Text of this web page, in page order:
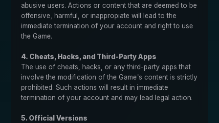
abusive users. Actions or content that are deemed to be
offensive, harmful, or inappropiate will lead to the
immediate termination of your account and right to use
the Game.
4. Cheats, Hacks, and Third-Party Apps
The use of cheats, hacks, or any third-party apps that
involve the modification of the Game's content is strictly
prohibited. Such actions will result in immediate
termination of your account and may lead legal action.
5. Official Versions